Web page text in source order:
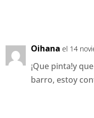
Oihana el 14
¡Que pinta!y
barro, estoy